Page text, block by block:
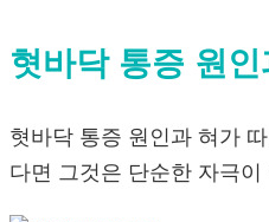
혓바닥 통증 원
혓바닥 통증 원인과 혀가
다면 그것은 단순한 자극